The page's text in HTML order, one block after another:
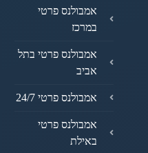
אמבולנס פרטי
במרכז
אמבולנס פרטי בתל
אביב
אמבולנס פרטי 24/7
אמבולנס פרטי
באילת